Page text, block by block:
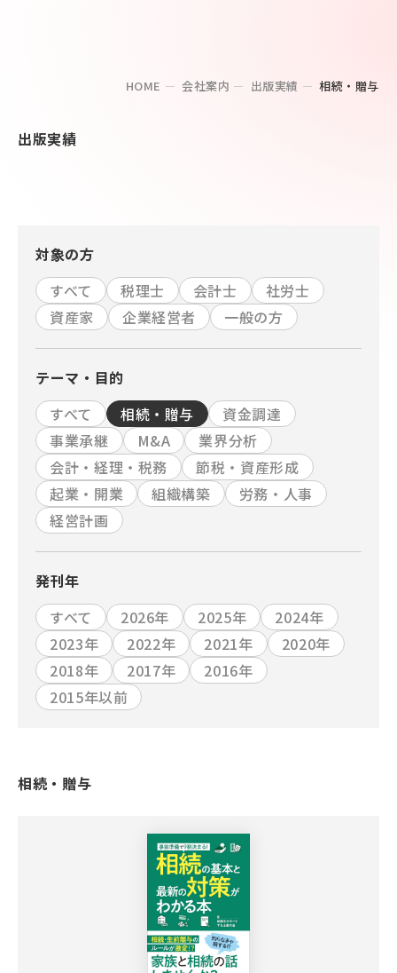
HOME 会社案内 出版実績 相続・贈与
出版実績
対象の方
すべて
税理士 会計士
社労士
資産家
企業経営者 一般の方
テーマ・目的
すべて
相続・贈与
資金調達
事業承継
M&A
業界分析
会計・経理・税務
節税・資産形成
起業・開業
組織構築
労務・人事
経営計画
発刊年
すべて
2026年 2025年
2024年
2023年
2022年 2021年
2020年
2018年
2017年
2016年
2015年以前
相続・贈与